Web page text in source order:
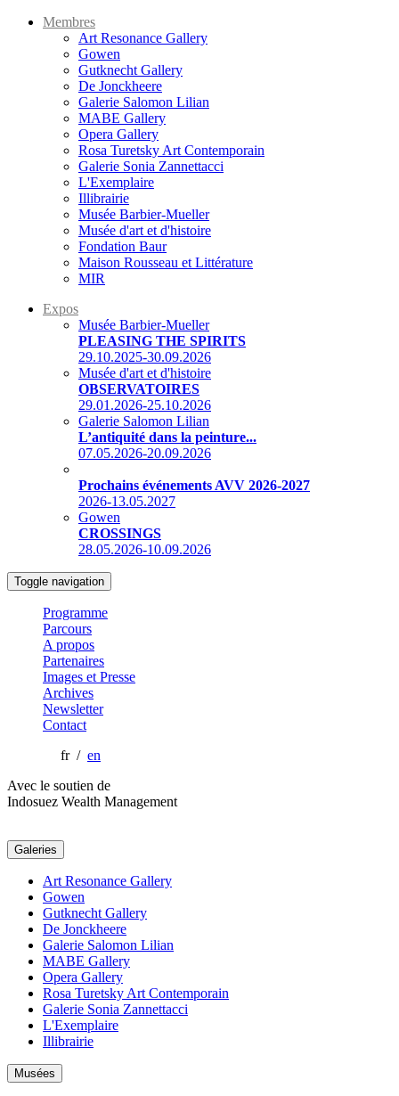
Membres
Art Resonance Gallery
Gowen
Gutknecht Gallery
De Jonckheere
Galerie Salomon Lilian
MABE Gallery
Opera Gallery
Rosa Turetsky Art Contemporain
Galerie Sonia Zannettacci
L'Exemplaire
Illibrairie
Musée Barbier-Mueller
Musée d'art et d'histoire
Fondation Baur
Maison Rousseau et Littérature
MIR
Expos
Musée Barbier-Mueller
PLEASING THE SPIRITS
29.10.2025-30.09.2026
Musée d'art et d'histoire
OBSERVATOIRES
29.01.2026-25.10.2026
Galerie Salomon Lilian
L’antiquité dans la peinture...
07.05.2026-20.09.2026
Prochains événements AVV 2026-2027
2026-13.05.2027
Gowen
CROSSINGS
28.05.2026-10.09.2026
Toggle navigation
Programme
Parcours
A propos
Partenaires
Images et Presse
Archives
Newsletter
Contact
fr / en
Avec le soutien de
Indosuez Wealth Management
Galeries
Art Resonance Gallery
Gowen
Gutknecht Gallery
De Jonckheere
Galerie Salomon Lilian
MABE Gallery
Opera Gallery
Rosa Turetsky Art Contemporain
Galerie Sonia Zannettacci
L'Exemplaire
Illibrairie
Musées